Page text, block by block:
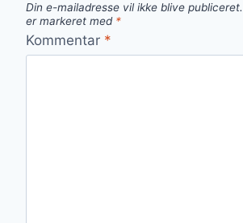
Din e-mailadresse vil ikke blive publiceret.
er markeret med *
Kommentar *